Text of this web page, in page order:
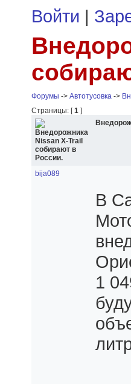
Войти |
Форумы -> Автотусовка ->
Страницы: [1 ]
bija089
В
1